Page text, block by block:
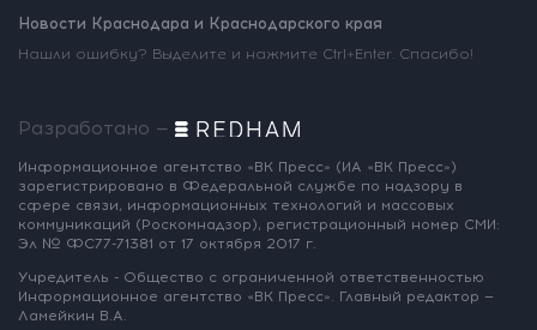
Новости Краснодара и Краснодарского края
Нашли ошибку? Выделите и нажмите Ctrl+Enter. Спасибо!
Разработано —
Информационное агентство «ВК Пресс» (ИА «ВК Пресс»)
зарегистрировано в Федеральной службе по надзору в
сфере связи, информационных технологий и массовых
коммуникаций (Роскомнадзор), регистрационный номер СМИ:
Эл № ФС77-71381 от 17 октября 2017 г.
Учредитель - Общество с ограниченной ответственностью
Информационное агентство «ВК Пресс». Главный редактор —
Ламейкин В.А.